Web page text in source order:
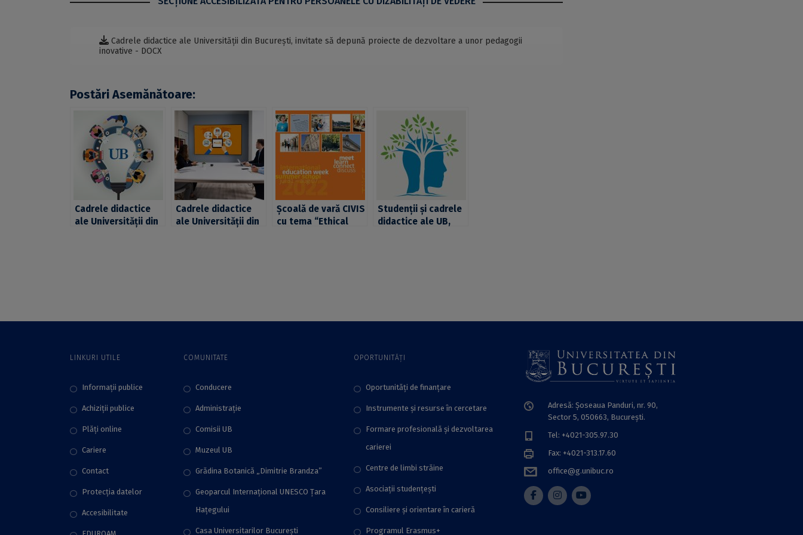
Cadrele didactice ale Universității din București, invitate să depună proiecte de dezvoltare a unor pedagogii
inovative - DOCX
Postări Asemănătoare:
Cadrele didactice
ale Universității din
Cadrele didactice
ale Universității din
Școală de vară CIVIS
cu tema “Ethical
Studenții și cadrele
didactice ale UB,
LINKURI UTILE
Informații publice
Achiziții publice
Plăţi online
Cariere
Contact
Protecţia datelor
Accesibilitate
COMUNITATE
Conducere
Administraţie
Comisii UB
Muzeul UB
Grădina Botanică „Dimitrie Brandza”
Geoparcul Internațional UNESCO Țara
Hațegului
Casa Universitarilor București
OPORTUNITĂȚI
Oportunități de finanțare
Instrumente și resurse în cercetare
Formare profesională și dezvoltarea
carierei
Centre de limbi străine
Asociații studențești
Consiliere şi orientare în carieră
Programul Erasmus+
Adresă: Șoseaua Panduri, nr. 90,
Sector 5, 050663, Bucureşti.
Tel: +4021-305.97.30
Fax: +4021-313.17.60
office@g.unibuc.ro